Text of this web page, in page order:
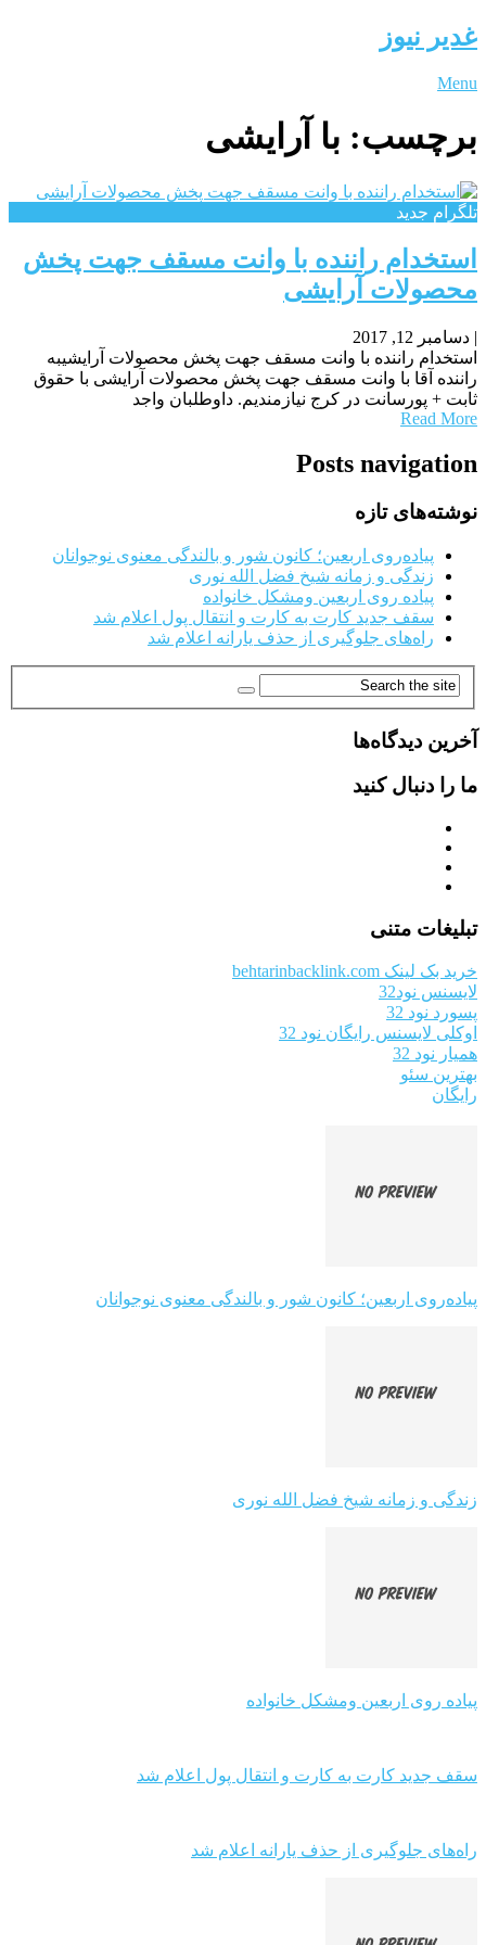
غدیر نیوز
Menu
برچسب: با آرایشی
تلگرام جدید
استخدام راننده با وانت مسقف جهت پخش
محصولات آرایشی
| دسامبر 12, 2017
استخدام راننده با وانت مسقف جهت پخش محصولات آرایشیبه
راننده آقا با وانت مسقف جهت پخش محصولات آرایشی با حقوق
ثابت + پورسانت در کرج نیازمندیم. داوطلبان واجد
Read More
Posts navigation
نوشته‌های تازه
پیاده‌روی اربعین؛ کانون شور و بالندگی معنوی نوجوانان
زندگی و زمانه شیخ فضل الله نوری
پیاده روی اربعین ومشکل خانواده
سقف جدید کارت به کارت و انتقال پول اعلام شد
راه‌های جلوگیری از حذف یارانه اعلام شد
آخرین دیدگاه‌ها
ما را دنبال کنید
تبلیغات متنی
خرید بک لینک behtarinbacklink.com
لایسنس نود32
پسورد نود 32
اوکلی لایسنس رایگان نود 32
همیار نود 32
بهترین سئو
رایگان
پیاده‌روی اربعین؛ کانون شور و بالندگی معنوی نوجوانان
زندگی و زمانه شیخ فضل الله نوری
پیاده روی اربعین ومشکل خانواده
سقف جدید کارت به کارت و انتقال پول اعلام شد
راه‌های جلوگیری از حذف یارانه اعلام شد